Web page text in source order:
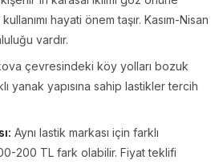
kullanımı hayati önem taşır. Kasım-Nisan
vardır.
çevresindeki köy yolları bozuk
yanak yapısına sahip lastikler tercih
Aynı lastik markası için farklı
200 TL fark olabilir. Fiyat teklifi